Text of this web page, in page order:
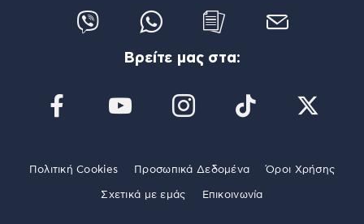
Βρείτε μας στα:
Πολιτική Cookies Προσωπικά Δεδομένα Όροι Χρήσης
Σχετικά με εμάς Επικοινωνία